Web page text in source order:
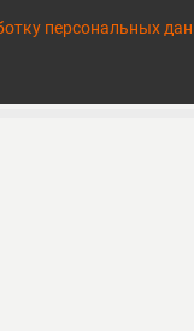
персональных